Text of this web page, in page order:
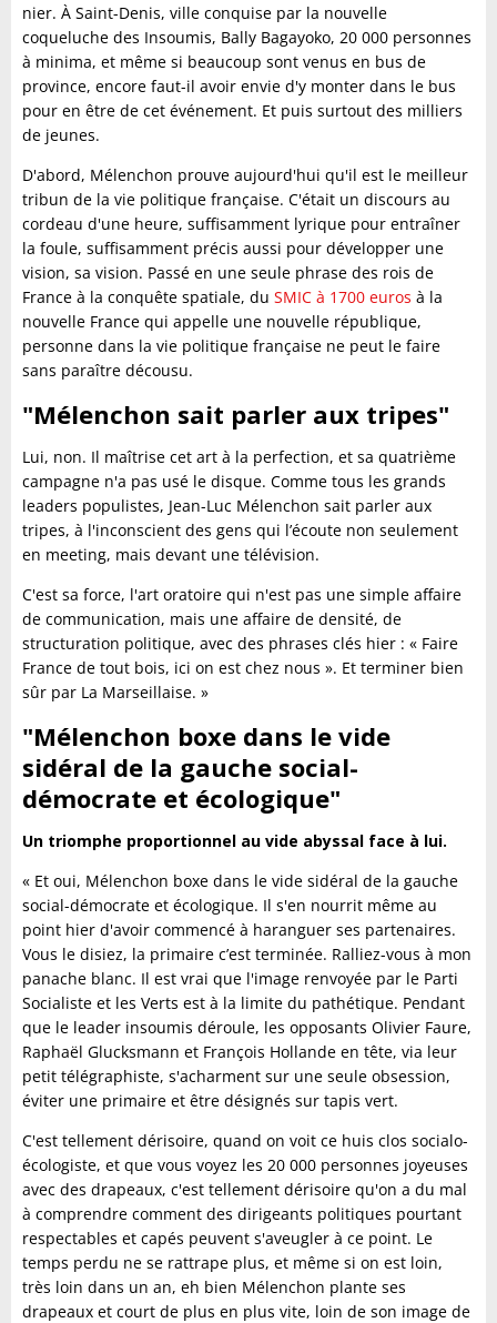
nier. À Saint-Denis, ville conquise par la nouvelle
coqueluche des Insoumis, Bally Bagayoko, 20 000 personnes
à minima, et même si beaucoup sont venus en bus de
province, encore faut-il avoir envie d'y monter dans le bus
pour en être de cet événement. Et puis surtout des milliers
de jeunes.
D'abord, Mélenchon prouve aujourd'hui qu'il est le meilleur
tribun de la vie politique française. C'était un discours au
cordeau d'une heure, suffisamment lyrique pour entraîner
la foule, suffisamment précis aussi pour développer une
vision, sa vision. Passé en une seule phrase des rois de
France à la conquête spatiale, du SMIC à 1700 euros à la
nouvelle France qui appelle une nouvelle république,
personne dans la vie politique française ne peut le faire
sans paraître décousu.
"Mélenchon sait parler aux tripes"
Lui, non. Il maîtrise cet art à la perfection, et sa quatrième
campagne n'a pas usé le disque. Comme tous les grands
leaders populistes, Jean-Luc Mélenchon sait parler aux
tripes, à l'inconscient des gens qui l’écoute non seulement
en meeting, mais devant une télévision.
C'est sa force, l'art oratoire qui n'est pas une simple affaire
de communication, mais une affaire de densité, de
structuration politique, avec des phrases clés hier : « Faire
France de tout bois, ici on est chez nous ». Et terminer bien
sûr par La Marseillaise. »
"Mélenchon boxe dans le vide
sidéral de la gauche social-
démocrate et écologique"
Un triomphe proportionnel au vide abyssal face à lui.
« Et oui, Mélenchon boxe dans le vide sidéral de la gauche
social-démocrate et écologique. Il s'en nourrit même au
point hier d'avoir commencé à haranguer ses partenaires.
Vous le disiez, la primaire c’est terminée. Ralliez-vous à mon
panache blanc. Il est vrai que l'image renvoyée par le Parti
Socialiste et les Verts est à la limite du pathétique. Pendant
que le leader insoumis déroule, les opposants Olivier Faure,
Raphaël Glucksmann et François Hollande en tête, via leur
petit télégraphiste, s'acharment sur une seule obsession,
éviter une primaire et être désignés sur tapis vert.
C'est tellement dérisoire, quand on voit ce huis clos socialo-
écologiste, et que vous voyez les 20 000 personnes joyeuses
avec des drapeaux, c'est tellement dérisoire qu'on a du mal
à comprendre comment des dirigeants politiques pourtant
respectables et capés peuvent s'aveugler à ce point. Le
temps perdu ne se rattrape plus, et même si on est loin,
très loin dans un an, eh bien Mélenchon plante ses
drapeaux et court de plus en plus vite, loin de son image de